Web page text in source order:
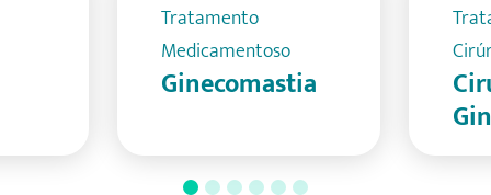
Tratamento
Medicamentoso
Ginecomastia